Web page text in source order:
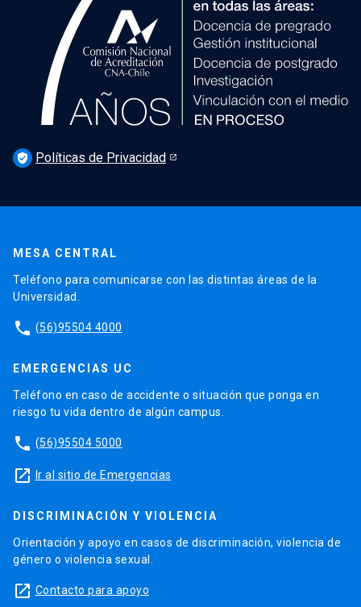
verified_user Políticas de Privacidad
MESA CENTRAL
Teléfono para comunicarse con las distintas áreas de la
Universidad.
phone (56)95504 4000
EMERGENCIAS UC
Teléfono en caso de accidente o situación que ponga en
riesgo tu vida dentro de algún campus.
phone (56)95504 5000
launch Ir al sitio de Emergencias
DISCRIMINACIÓN Y VIOLENCIA
Orientación y apoyo en casos de discriminación, violencia de
género o violencia sexual.
launch Contacto para apoyo